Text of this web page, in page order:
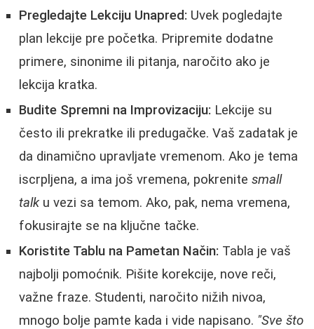
Pregledajte Lekciju Unapred: Uvek pogledajte
plan lekcije pre početka. Pripremite dodatne
primere, sinonime ili pitanja, naročito ako je
lekcija kratka.
Budite Spremni na Improvizaciju: Lekcije su
često ili prekratke ili predugačke. Vaš zadatak je
da dinamično upravljate vremenom. Ako je tema
iscrpljena, a ima još vremena, pokrenite small
talku vezi sa temom. Ako, pak, nema vremena,
fokusirajte se na ključne tačke.
Koristite Tablu na Pametan Način: Tabla je vaš
najbolji pomoćnik. Pišite korekcije, nove reči,
važne fraze. Studenti, naročito nižih nivoa,
mnogo bolje pamte kada i vide napisano. "Sve što